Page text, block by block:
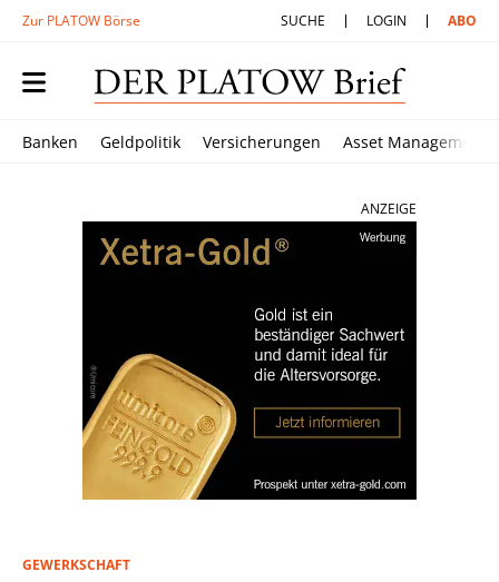
Zur PLATOW Börse SUCHE LOGIN ABO
Banken Geldpolitik Versicherungen Asset Management
ANZEIGE
GEWERKSCHAFT